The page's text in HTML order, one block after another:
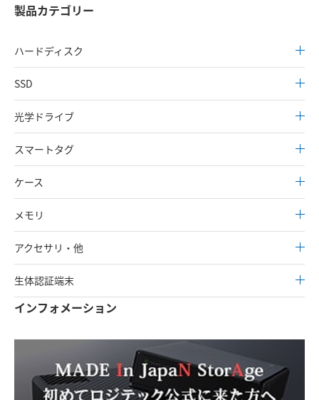
製品カテゴリー
ハードディスク
SSD
光学ドライブ
スマートタグ
ケース
メモリ
アクセサリ・他
生体認証端末
インフォメーション